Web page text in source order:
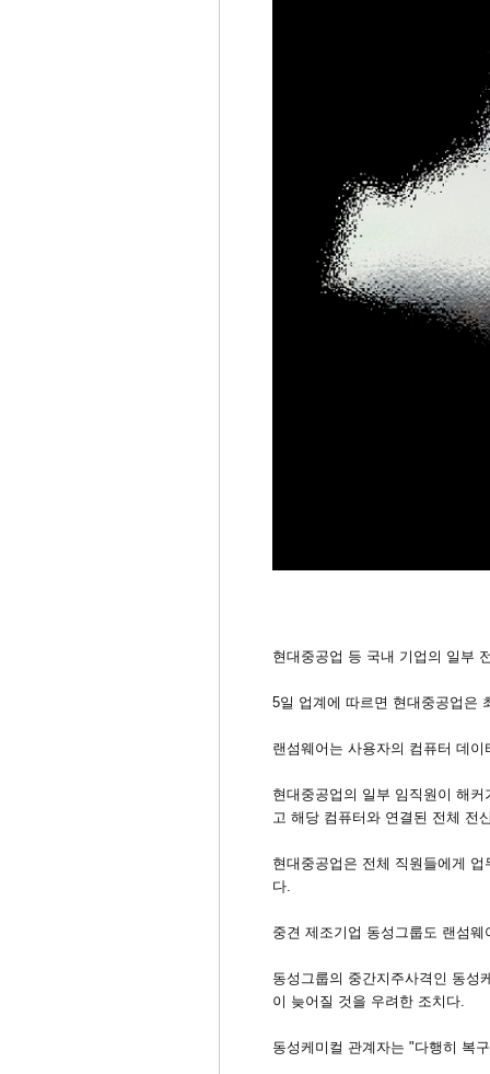
현대중공업 등 국내 기업의 일부
5일 업계에 따르면 현대중공업은
랜섬웨어는 사용자의 컴퓨터 데
현대중공업의 일부 임직원이 해
고 해당 컴퓨터와 연결된 전체 전
현대중공업은 전체 직원들에게
다.
중견 제조기업 동성그룹도 랜섬
동성그룹의 중간지주사격인 동성
이 늦어질 것을 우려한 조치다.
동성케미컬 관계자는 "다행히 복